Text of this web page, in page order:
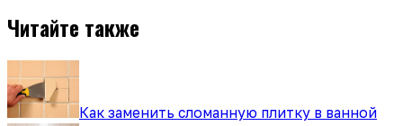
Читайте также
Как заменить сломанную плитку в ванной